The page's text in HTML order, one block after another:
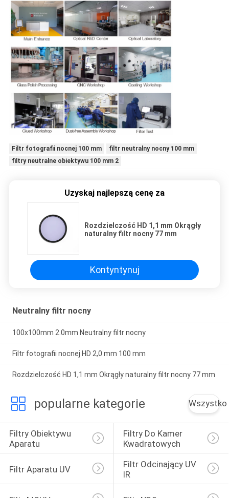
Filtr fotografii nocnej 100 mm
filtr neutralny nocny 100 mm
filtry neutralne obiektywu 100 mm 2
Uzyskaj najlepszą cenę za
Rozdzielczość HD 1,1 mm Okrągły
naturalny filtr nocny 77 mm
Kontyntynuj
Neutralny filtr nocny
100x100mm 2.0mm Neutralny filtr nocny
Filtr fotografii nocnej HD 2,0 mm 100 mm
Rozdzielczość HD 1,1 mm Okrągły naturalny filtr nocny 77 mm
popularne kategorie Wszystko
Filtry Obiektywu
Aparatu
Filtry Do Kamer
Kwadratowych
Filtr Aparatu UV
Filtr Odcinający UV
IR